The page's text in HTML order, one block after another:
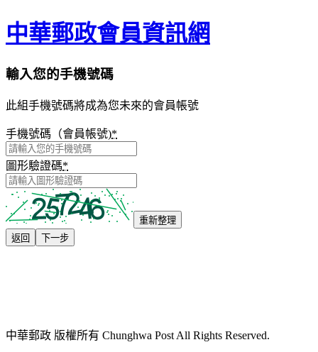
中華郵政會員資訊網
輸入您的手機號碼
此組手機號碼將成為您未來的會員帳號
手機號碼（會員帳號)*
圖形驗證碼*
重新整理
返回
下一步
中華郵政 版權所有 Chunghwa Post All Rights Reserved.